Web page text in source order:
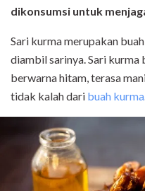
dikonsumsi untuk
Sari kurma merupakan
diambil sarinya. Sari
berwarna hitam, terasa
tidak kalah dari buah kurma